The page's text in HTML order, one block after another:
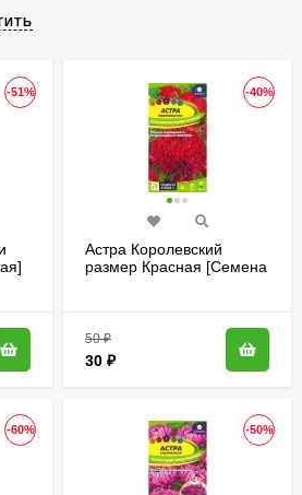
-51% -40%
Астра Королевский
размер Красная [Семена
50₽
30 ₽
-60% -50%